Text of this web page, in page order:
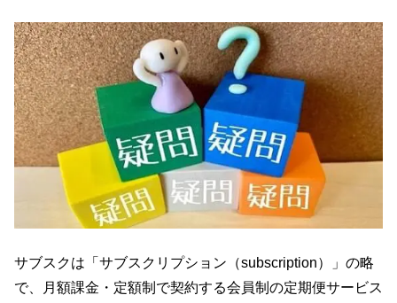
サブスクは「サブスクリプション（subscription）」の略
で、月額課金・定額制で契約する会員制の定期便サービス